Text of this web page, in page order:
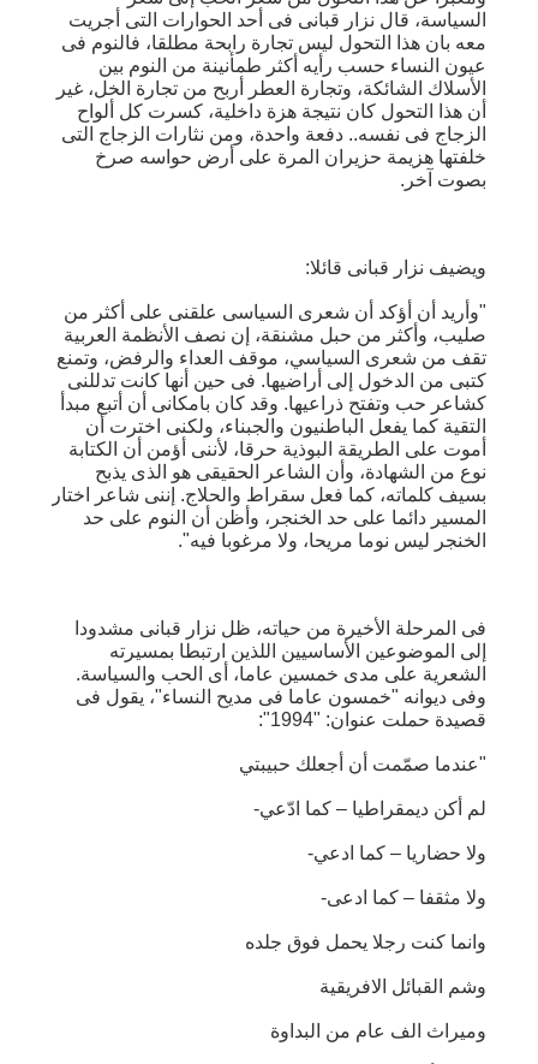
السياسة، قال نزار قبانى فى أحد الحوارات التى أجريت
معه بان هذا التحول ليس تجارة رابحة مطلقا، فالنوم فى
عيون النساء حسب رأيه أكثر طمأنينة من النوم بين
الأسلاك الشائكة، وتجارة العطر أربح من تجارة الخل، غير
أن هذا التحول كان نتيجة هزة داخلية، كسرت كل ألواح
الزجاج فى نفسه.. دفعة واحدة، ومن نثارات الزجاج التى
خلفتها هزيمة حزيران المرة على أرض حواسه صرخ
بصوت آخر.
ويضيف نزار قبانى قائلا:
"وأريد أن أؤكد أن شعرى السياسى علقنى على أكثر من
صليب، وأكثر من حبل مشنقة، إن نصف الأنظمة العربية
تقف من شعرى السياسي، موقف العداء والرفض، وتمنع
كتبى من الدخول إلى أراضيها. فى حين أنها كانت تدللنى
كشاعر حب وتفتح ذراعيها. وقد كان بامكانى أن أتبع مبدأ
التقية كما يفعل الباطنيون والجبناء، ولكنى اخترت أن
أموت على الطريقة البوذية حرقا، لأننى أؤمن أن الكتابة
نوع من الشهادة، وأن الشاعر الحقيقى هو الذى يذبح
بسيف كلماته، كما فعل سقراط والحلاج. إننى شاعر اختار
المسير دائما على حد الخنجر، وأظن أن النوم على حد
الخنجر ليس نوما مريحا، ولا مرغوبا فيه".
فى المرحلة الأخيرة من حياته، ظل نزار قبانى مشدودا
إلى الموضوعين الأساسيين اللذين ارتبطا بمسيرته
الشعرية على مدى خمسين عاما، أى الحب والسياسة.
وفى ديوانه "خمسون عاما فى مديح النساء"، يقول فى
قصيدة حملت عنوان: "1994":
"عندما صمّمت أن أجعلك حبيبتي
لم أكن ديمقراطيا – كما ادّعي-
ولا حضاريا – كما ادعي-
ولا مثقفا – كما ادعى-
وانما كنت رجلا يحمل فوق جلده
وشم القبائل الافريقية
وميراث الف عام من البداوة